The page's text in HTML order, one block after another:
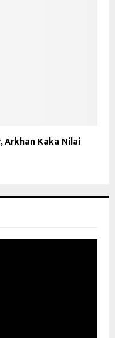
Arkhan Kaka Nilai